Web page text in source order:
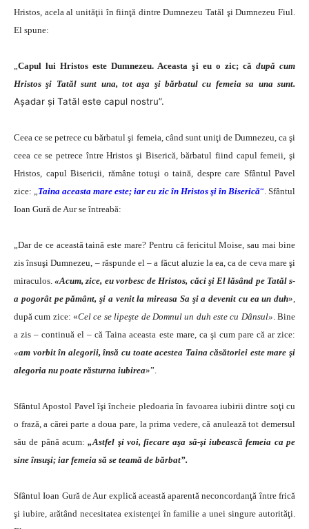
Hristos, acela al unităţii în fiinţă dintre Dumnezeu Tatăl şi Dumnezeu Fiul.
El spune:
Capul lui Hristos este Dumnezeu. Aceasta şi eu o zic; că după cum
Hristos şi Tatăl sunt una, tot aşa şi bărbatul cu femeia sa una sunt.
Aşadar şi Tatăl este capul nostru”.
Ceea ce se petrece cu bărbatul şi femeia, când sunt uniţi de Dumnezeu, ca şi
ceea ce se petrece între Hristos şi Biserică, bărbatul fiind capul femeii, şi
Hristos, capul Bisericii, rămâne totuşi o taină, despre care Sfântul Pavel
zice: „ Taina aceasta mare este; iar eu zic în Hristos şi în Biserică“. Sfântul
Ioan Gură de Aur se întreabă:
„Dar de ce această taină este mare? Pentru că fericitul Moise, sau mai bine
zis însuşi Dumnezeu, – răspunde el – a făcut aluzie la ea, ca de ceva mare şi
miraculos.«Acum, zice, eu vorbesc de Hristos, căci şi El lăsând pe Tatăl s-
a pogorât pe pământ, şi a venit la mireasa Sa şi a devenit cu ea un duh»,
după cum zice: «Cel ce se lipeşte de Domnul un duh este cu Dânsul» . Bine
a zis – continuă el – că Taina aceasta este mare, ca şi cum pare că ar zice:
«am vorbit în alegorii, însă cu toate acestea Taina căsătoriei este mare şi
alegoria nu poate răsturna iubirea»”.
Sfântul Apostol Pavel îşi încheie pledoaria în favoarea iubirii dintre soţi cu
o frază, a cărei parte a doua pare, la prima vedere, că anulează tot demersul
său de până acum:„Astfel şi voi, fiecare aşa să-şi iubească femeia ca pe
sine însuşi; iar femeia să se teamă de bărbat”.
Sfântul Ioan Gură de Aur explică această aparentă neconcordanţă între frică
şi iubire, arătând necesitatea existenţei în familie a unei singure autorităţi.